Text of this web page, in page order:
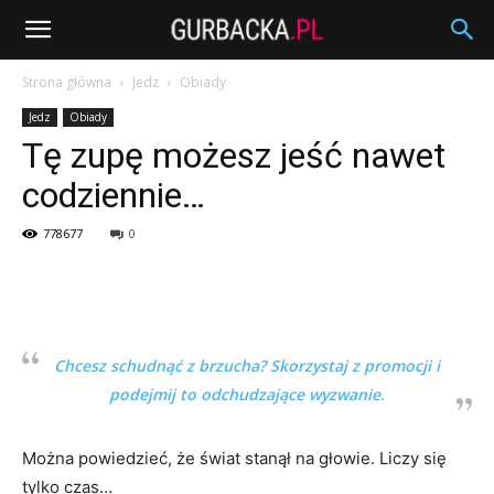
Strona główna Jedz Obiady
Jedz Obiady
Tę zupę możesz jeść nawet
codziennie…
778677 0
Chcesz schudnąć z brzucha? Skorzystaj z promocji i
podejmij to odchudzające wyzwanie.
Można powiedzieć, że świat stanął na głowie. Liczy się
tylko czas…